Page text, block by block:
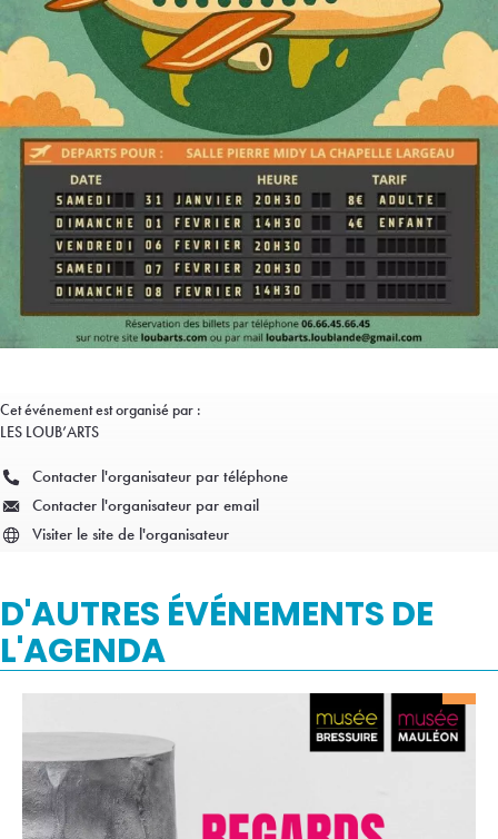
Cet événement est organisé par :
LES LOUB’ARTS
Contacter l'organisateur par téléphone
Contacter l'organisateur par email
Visiter le site de l'organisateur
D'AUTRES ÉVÉNEMENTS DE
L'AGENDA